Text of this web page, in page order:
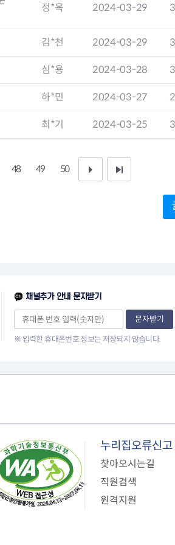
터
도시디자인
역세권 활성화사업
장안동 일대 종합발전
서울도시공간포털
지역주택조합사업
정*옥 2024-03-29
김*천 2024-03-29
심*용 2024-03-28
하*민 2024-03-27
최*기 2024-03-25
48 49 50
이
지
끝
채널추가 안내 문자받기
문자받기
※ 입력한 휴대폰번호 정보는 저장되지 않습니다.
누리집오류신고
찾아오시는길
직원검색
원격지원